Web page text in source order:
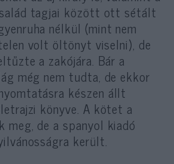
tagjai között ott sétált
nélkül (mint nem
volt öltönyt viselni), de
a zakójára. Bár a
még nem tudta, de ekkor
készen állt
könyve. A kötet a
meg, de a spanyol kiadó
került.